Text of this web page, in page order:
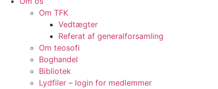
Om TFK
Vedtægter
Referat af generalforsamling
Om teosofi
Boghandel
Bibliotek
Lydfiler – login for medlemmer